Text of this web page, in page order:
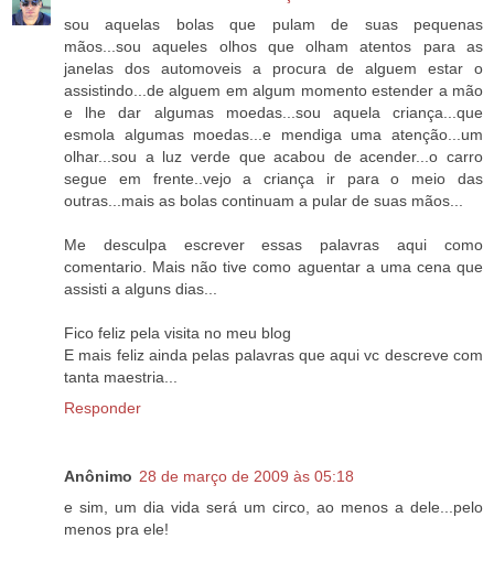
sou aquelas bolas que pulam de suas pequenas
mãos...sou aqueles olhos que olham atentos para as
janelas dos automoveis a procura de alguem estar o
assistindo...de alguem em algum momento estender a mão
e lhe dar algumas moedas...sou aquela criança...que
esmola algumas moedas...e mendiga uma atenção...um
olhar...sou a luz verde que acabou de acender...o carro
segue em frente..vejo a criança ir para o meio das
outras...mais as bolas continuam a pular de suas mãos...
Me desculpa escrever essas palavras aqui como
comentario. Mais não tive como aguentar a uma cena que
assisti a alguns dias...
Fico feliz pela visita no meu blog
E mais feliz ainda pelas palavras que aqui vc descreve com
tanta maestria...
Responder
Anônimo 28 de março de 2009 às 05:18
e sim, um dia vida será um circo, ao menos a dele...pelo
menos pra ele!